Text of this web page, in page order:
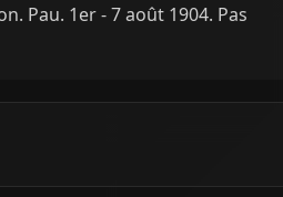
Pau. 1er - 7 août 1904. Pas